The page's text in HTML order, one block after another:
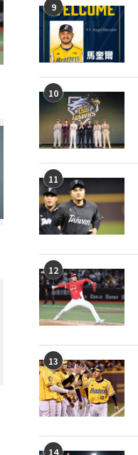
9
10
11
12
13
14